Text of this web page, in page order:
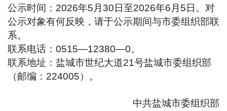
公示时间：2026年5月30日至2026年6月5日。对
公示对象有何反映，请于公示期间与市委组织部联
系。
联系电话：0515—12380—0。
联系地址：盐城市世纪大道21号盐城市委组织部
（邮编：224005）。
中共盐城市委组织部